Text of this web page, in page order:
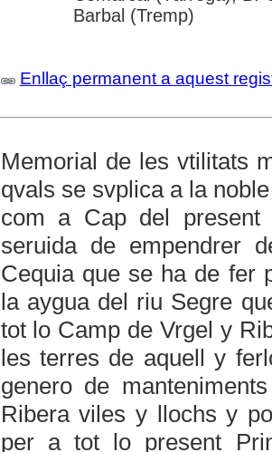
Barbal (Tremp)
Enllaç permanent a aquest
Memorial de les vtilitats
qvals se svplica a la
com a Cap del present
seruida de empendrer
Cequia que se ha de fer
la aygua del riu Segre
tot lo Camp de Vrgel y
les terres de aquell y
genero de
Ribera viles y llochs y
per a tot lo present